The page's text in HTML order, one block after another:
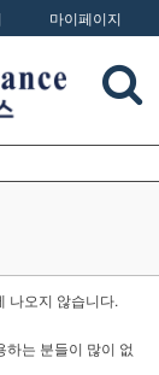
마이페이지
나오지 않습니다.
하는 분들이 많이 없